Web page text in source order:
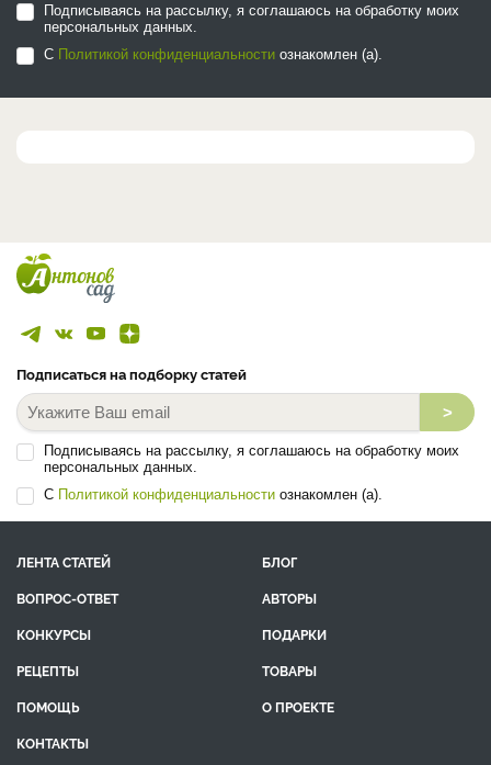
Подписываясь на рассылку, я соглашаюсь на обработку моих
персональных данных.
С Политикой конфиденциальности ознакомлен (а).
Подписаться на подборку статей
>
Подписываясь на рассылку, я соглашаюсь на обработку моих
персональных данных.
С Политикой конфиденциальности ознакомлен (а).
ЛЕНТА СТАТЕЙ
БЛОГ
ВОПРОС-ОТВЕТ
АВТОРЫ
КОНКУРСЫ
ПОДАРКИ
РЕЦЕПТЫ
ТОВАРЫ
ПОМОЩЬ
О ПРОЕКТЕ
КОНТАКТЫ